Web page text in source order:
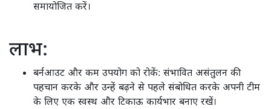
समायोजित करें।
लाभ:
बर्नआउट और कम उपयोग को रोकें: संभावित असंतुलन की
पहचान करके और उन्हें बढ़ने से पहले संबोधित करके अपनी टीम
के लिए एक स्वस्थ और टिकाऊ कार्यभार बनाए रखें।